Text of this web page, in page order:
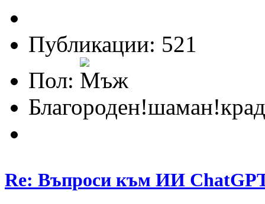
Публикации: 521
Пол:
Re: Въпроси към ИИ